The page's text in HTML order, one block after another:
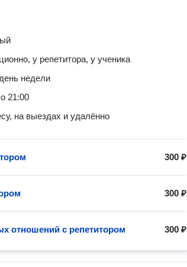
у репетитора, у ученика
недели
21:00
на выездах и удалённо
300 ₽
300 ₽
300 ₽
отношений с репетитором